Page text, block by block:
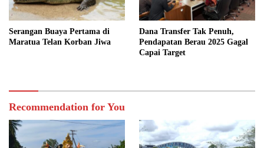
Serangan Buaya Pertama di
Maratua Telan Korban Jiwa
Dana Transfer Tak Penuh,
Pendapatan Berau 2025 Gagal
Capai Target
Recommendation for You